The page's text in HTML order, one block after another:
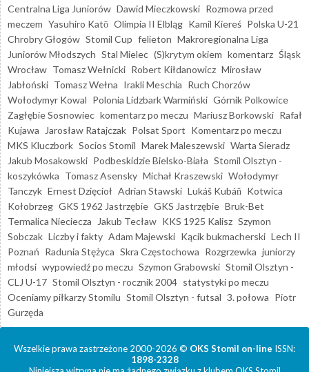
Centralna Liga Juniorów Dawid Mieczkowski Rozmowa przed
meczem Yasuhiro Katō Olimpia II Elbląg Kamil Kiereś Polska U-21
Chrobry Głogów Stomil Cup felieton Makroregionalna Liga
Juniorów Młodszych Stal Mielec (S)krytym okiem komentarz Śląsk
Wrocław Tomasz Wełnicki Robert Kiłdanowicz Mirosław
Jabłoński Tomasz Wełna Irakli Meschia Ruch Chorzów
Wołodymyr Kowal Polonia Lidzbark Warmiński Górnik Polkowice
Zagłębie Sosnowiec komentarz po meczu Mariusz Borkowski Rafał
Kujawa
Jarosław Ratajczak Polsat Sport Komentarz po meczu
MKS Kluczbork Socios Stomil Marek Maleszewski Warta Sieradz
Jakub Mosakowski Podbeskidzie Bielsko-Biała Stomil Olsztyn -
koszykówka Tomasz Asensky Michał Kraszewski Wołodymyr
Tanczyk Ernest Dzięcioł Adrian Stawski Lukáš Kubáň Kotwica
Kołobrzeg GKS 1962 Jastrzębie GKS Jastrzębie Bruk-Bet
Termalica Nieciecza
Jakub Tecław KKS 1925 Kalisz Szymon
Sobczak Liczby i fakty Adam Majewski Kącik bukmacherski Lech II
Poznań Radunia Stężyca Skra Częstochowa Rozgrzewka juniorzy
młodsi wypowiedź po meczu Szymon Grabowski Stomil Olsztyn -
CLJ U-17 Stomil Olsztyn - rocznik 2004 statystyki po meczu
Oceniamy piłkarzy Stomilu Stomil Olsztyn - futsal 3. połowa Piotr
Gurzęda
Wszelkie prawa zastrzeżone 2000-2026 © OKS Stomil on-line ISSN:
1898-2328